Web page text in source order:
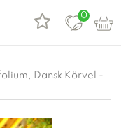
0
Dansk Körvel -